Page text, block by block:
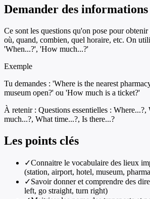
Demander des informations
Ce sont les questions qu'on pose pour obtenir
où, quand, combien, quel horaire, etc. On
'When...?', 'How much...?'
Exemple
Tu demandes : 'Where is the nearest
museum open?' ou 'How much is a ticket?'
À retenir : Questions essentielles :
much...?, What time...?, Is there...?
Les points clés
✓Connaitre le vocabulaire des lieux
(station, airport, hotel, museum,
✓Savoir donner et comprendre des
left, go straight, turn right)